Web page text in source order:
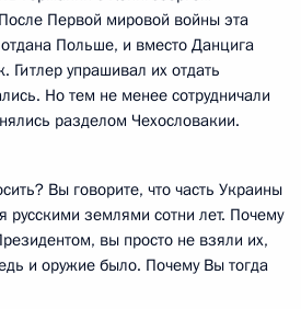
Первой мировой войны эта
Польше, и вместо Данцига
Гитлер упрашивал их отдать
Но тем не менее сотрудничали
разделом Чехословакии.
Вы говорите, что часть Украины
русскими землями сотни лет. Почему
вы просто не взяли их,
и оружие было. Почему Вы тогда